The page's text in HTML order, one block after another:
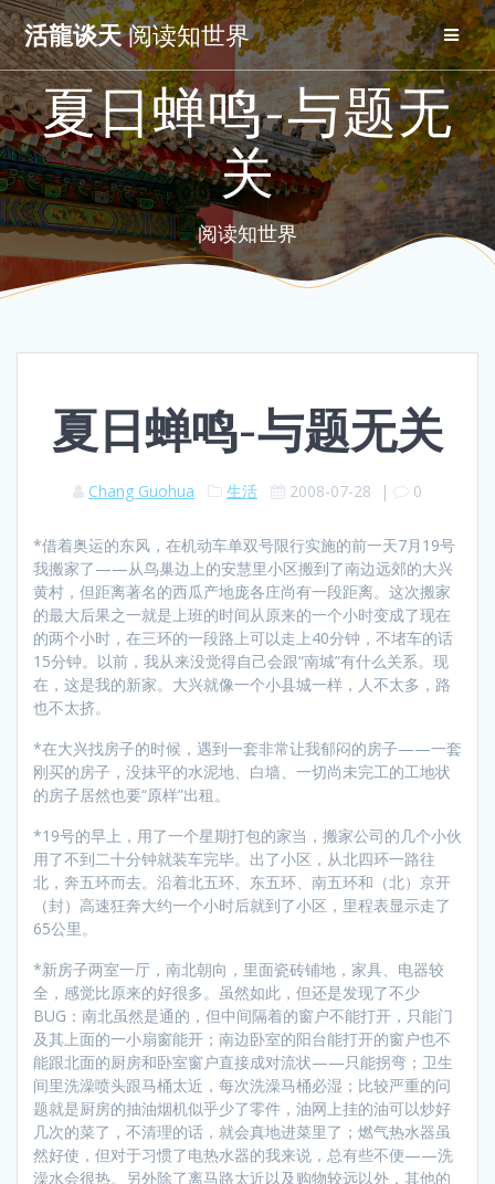
Skip
to
content
活龍谈天阅读知世界
夏日蝉鸣-与题无
关
阅读知世界
夏日蝉鸣-与题无关
Chang Guohua 生活 2008-07-28 | 0
*借着奥运的东风，在机动车单双号限行实施的前一天7月19号
我搬家了——从鸟巢边上的安慧里小区搬到了南边远郊的大兴
黄村，但距离著名的西瓜产地庞各庄尚有一段距离。这次搬家
的最大后果之一就是上班的时间从原来的一个小时变成了现在
的两个小时，在三环的一段路上可以走上40分钟，不堵车的话
15分钟。以前，我从来没觉得自己会跟“南城”有什么关系。现
在，这是我的新家。大兴就像一个小县城一样，人不太多，路
也不太挤。
*在大兴找房子的时候，遇到一套非常让我郁闷的房子——一套
刚买的房子，没抹平的水泥地、白墙、一切尚未完工的工地状
的房子居然也要“原样”出租。
*19号的早上，用了一个星期打包的家当，搬家公司的几个小伙
用了不到二十分钟就装车完毕。出了小区，从北四环一路往
北，奔五环而去。沿着北五环、东五环、南五环和（北）京开
（封）高速狂奔大约一个小时后就到了小区，里程表显示走了
65公里。
*新房子两室一厅，南北朝向，里面瓷砖铺地，家具、电器较
全，感觉比原来的好很多。虽然如此，但还是发现了不少
BUG：南北虽然是通的，但中间隔着的窗户不能打开，只能门
及其上面的一小扇窗能开；南边卧室的阳台能打开的窗户也不
能跟北面的厨房和卧室窗户直接成对流状——只能拐弯；卫生
间里洗澡喷头跟马桶太近，每次洗澡马桶必湿；比较严重的问
题就是厨房的抽油烟机似乎少了零件，油网上挂的油可以炒好
几次的菜了，不清理的话，就会真地进菜里了；燃气热水器虽
然好使，但对于习惯了电热水器的我来说，总有些不便——洗
澡水会很热。另外除了离马路太近以及购物较远以外，其他的